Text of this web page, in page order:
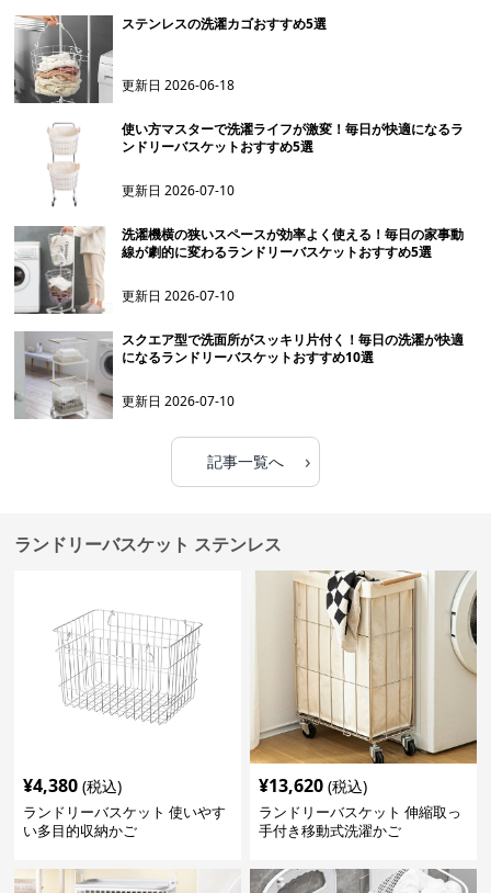
ステンレスの洗濯カゴおすすめ5選
更新日2026-06-18
使い方マスターで洗濯ライフが激変！毎日が快適になるラ
ンドリーバスケットおすすめ5選
更新日2026-07-10
洗濯機横の狭いスペースが効率よく使える！毎日の家事動
線が劇的に変わるランドリーバスケットおすすめ5選
更新日2026-07-10
スクエア型で洗面所がスッキリ片付く！毎日の洗濯が快適
になるランドリーバスケットおすすめ10選
更新日2026-07-10
記事一覧へ ›
ランドリーバスケット ステンレス
¥4,380 (税込)
ランドリーバスケット 使いやす
い多目的収納かご
¥13,620 (税込)
ランドリーバスケット 伸縮取っ
手付き移動式洗濯かご